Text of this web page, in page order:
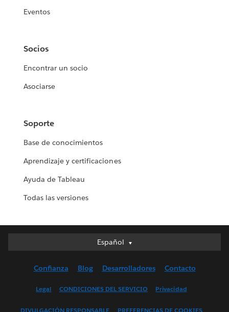
Eventos
Socios
Encontrar un socio
Asociarse
Soporte
Base de conocimientos
Aprendizaje y certificaciones
Ayuda de Tableau
Todas las versiones
Español
Español
English (UK)
Confianza Blog Desarrolladores Contacto
Legal CONDICIONES DEL SERVICIO Privacidad
DIVULGACIÓN RESPONSABLE PREFERENCIAS DE COOKIES